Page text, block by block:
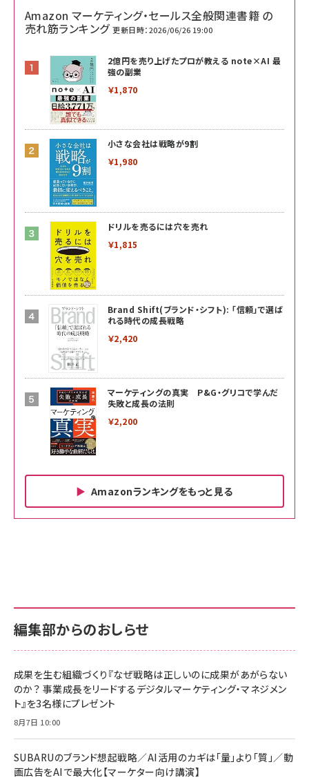
Amazon マーケティング・セールス全般関連書籍 の
売れ筋ランキング 更新日時：2026/06/26 19:00
2億円を売り上げたプロが教える note×AI 最
強の副業
￥1,870
小さな会社は戦略が9割
￥1,980
ドリルを売るには穴を売れ
￥1,815
Brand Shift(ブランド・シフト): 「信頼」で選ば
れる時代の成長戦略
￥2,420
マーケティングの真実 P&G・グリコで学んだ
失敗と成長の法則
￥2,200
Amazonランキングをもっと見る
￥880
anan(アンアン)2026/06/24号 No.2500増刊
スペシャルエディション[王道エンタメの矜持／
￥1,100
anan(アンアン)2026/07/08号 No.2502[2026
￥880
ママ投資家が育休中に１億貯めた株式投資
サポート正規品 メーカー保証5年 KLMEA128G
NIMASO ガラスフィルム iPhone 17 用 保護フィ
すい ガイド枠付き いPhone17 (6.3インチ) 対応
2枚セット DSP25F1698
￥1,599
￥6,980
サポート正規品 メーカー保証5年 KLMEA128G
Amazon eギフトカード - Amazonロゴ - クラ
￥5,000
Anker PowerLine III Flow USB-C & USB-C
Pro/Air 各種対応 (1.8m ミッドナイトブラック)
￥1,890
編集部からのおしらせ
成果を生む組織づくり『なぜ戦略は正しいのに成果があがらない
のか？ 事業成長をリードするデジタルマーケティング・マネジメン
ト』を3名様にプレゼント
8月7日 10:00
SUBARUのブランド想起戦略／AI活用のカギは「量」より「質」／動
画広告をAIで最大化【マーケター向け講演】